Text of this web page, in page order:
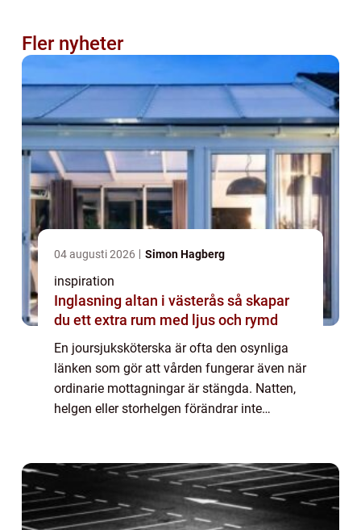
Fler nyheter
04 augusti 2026 Simon Hagberg
inspiration
Inglasning altan i västerås så skapar
du ett extra rum med ljus och rymd
En joursjuksköterska är ofta den osynliga
länken som gör att vården fungerar även när
ordinarie mottagningar är stängda. Natten,
helgen eller storhelgen förändrar inte
förän...